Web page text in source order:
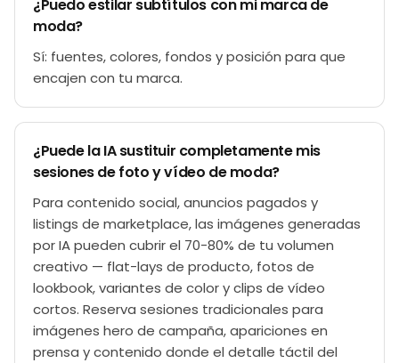
¿Puedo estilar subtítulos con mi marca de
moda?
Sí: fuentes, colores, fondos y posición para que
encajen con tu marca.
¿Puede la IA sustituir completamente mis
sesiones de foto y vídeo de moda?
Para contenido social, anuncios pagados y
listings de marketplace, las imágenes generadas
por IA pueden cubrir el 70-80% de tu volumen
creativo — flat-lays de producto, fotos de
lookbook, variantes de color y clips de vídeo
cortos. Reserva sesiones tradicionales para
imágenes hero de campaña, apariciones en
prensa y contenido donde el detalle táctil del